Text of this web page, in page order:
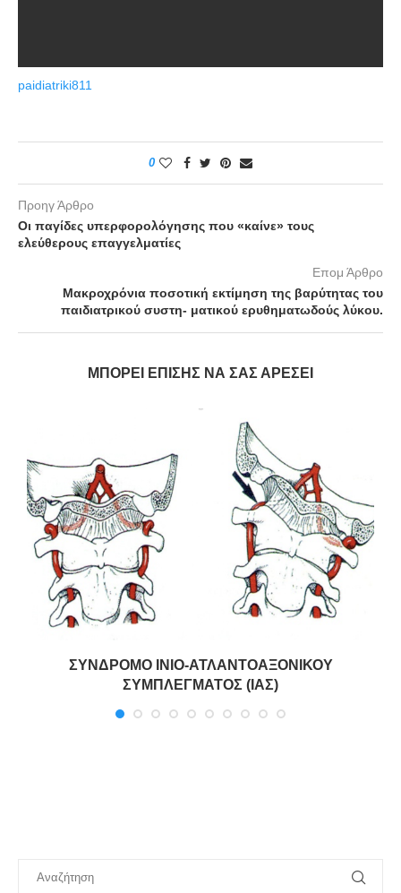
paidiatriki811
0
Προηγ Άρθρο
Οι παγίδες υπερφορολόγησης που «καίνε» τους
ελεύθερους επαγγελματίες
Επομ Άρθρο
Μακροχρόνια ποσοτική εκτίμηση της βαρύτητας του
παιδιατρικού συστη- ματικού ερυθηματωδούς λύκου.
ΜΠΟΡΕΊ ΕΠΊΣΗΣ ΝΑ ΣΑΣ ΑΡΈΣΕΙ
ΣΥΝΔΡΟΜΟ ΙΝΙΟ-ΑΤΛΑΝΤΟΑΞΟΝΙΚΟΥ
ΣΥΜΠΛΕΓΜΑΤΟΣ (ΙΑΣ)